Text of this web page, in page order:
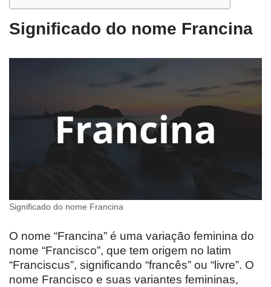
Significado do nome Francina
Significado do nome Francina
O nome “Francina” é uma variação feminina do
nome “Francisco”, que tem origem no latim
“Franciscus”, significando “francês” ou “livre”. O
nome Francisco e suas variantes femininas,